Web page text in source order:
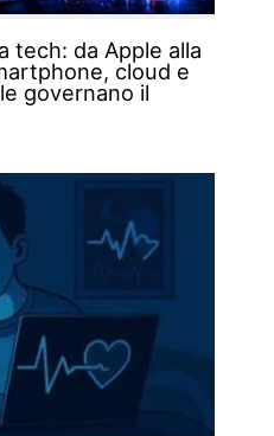
tech: da Apple alla
cloud e
governano il